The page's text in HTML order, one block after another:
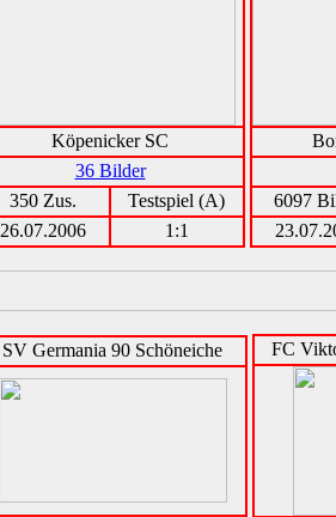
Köpenicker SC
36 Bilder
350 Zus.
Testspiel (A)
26.07.2006
1:1
6097
SV Germania 90 Schöneiche FC